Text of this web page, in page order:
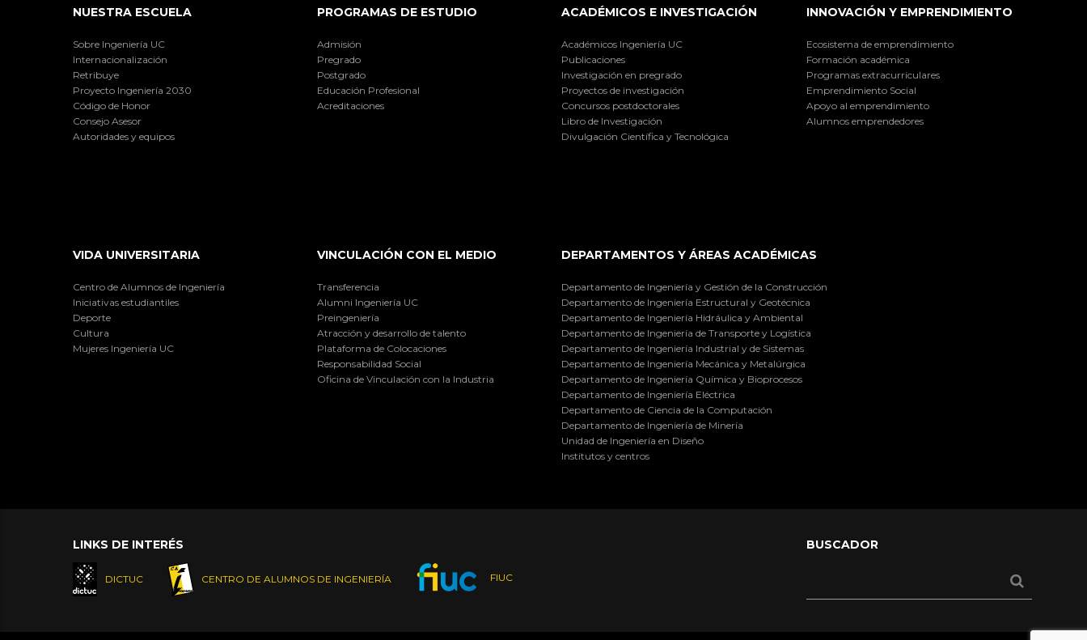
NUESTRA ESCUELA
Sobre Ingeniería UC
Internacionalización
Retribuye
Proyecto Ingeniería 2030
Código de Honor
Consejo Asesor
Autoridades y equipos
PROGRAMAS DE ESTUDIO
Admisión
Pregrado
Postgrado
Educación Profesional
Acreditaciones
ACADÉMICOS E INVESTIGACIÓN
Académicos Ingeniería UC
Publicaciones
Investigación en pregrado
Proyectos de investigación
Concursos postdoctorales
Libro de Investigación
Divulgación Científica y Tecnológica
INNOVACIÓN Y EMPRENDIMIENTO
Ecosistema de emprendimiento
Formación académica
Programas extracurriculares
Emprendimiento Social
Apoyo al emprendimiento
Alumnos emprendedores
VIDA UNIVERSITARIA
Centro de Alumnos de Ingeniería
Iniciativas estudiantiles
Deporte
Cultura
Mujeres Ingeniería UC
VINCULACIÓN CON EL MEDIO
Transferencia
Alumni Ingeniería UC
Preingeniería
Atracción y desarrollo de talento
Plataforma de Colocaciones
Responsabilidad Social
Oficina de Vinculación con la Industria
DEPARTAMENTOS Y ÁREAS ACADÉMICAS
Departamento de Ingeniería y Gestión de la Construcción
Departamento de Ingeniería Estructural y Geotécnica
Departamento de Ingeniería Hidráulica y Ambiental
Departamento de Ingeniería de Transporte y Logística
Departamento de Ingeniería Industrial y de Sistemas
Departamento de Ingeniería Mecánica y Metalúrgica
Departamento de Ingeniería Química y Bioprocesos
Departamento de Ingeniería Eléctrica
Departamento de Ciencia de la Computación
Departamento de Ingeniería de Minería
Unidad de Ingeniería en Diseño
Institutos y centros
LINKS DE INTERÉS
DICTUC CENTRO DE ALUMNOS DE INGENIERÍA FIUC
BUSCADOR